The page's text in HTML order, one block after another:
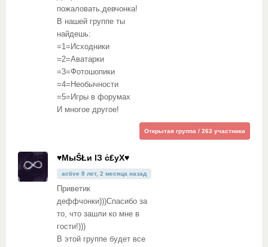
пожаловать,девчонка!
В нашей группе ты
найдешь:
=1=Исходники
=2=Аватарки
=3=Фотошопики
=4=Необычности
=5=Игры в форумах
И многое другое!
Открытая группа / 263 участника
♥МыŜŁи lЗ ċ₤уХ♥
active 8 лет, 2 месяца назад
Приветик
деффчонки)))Спасибо за
то, что зашли ко мне в
гости!)))
В этой группе будет все